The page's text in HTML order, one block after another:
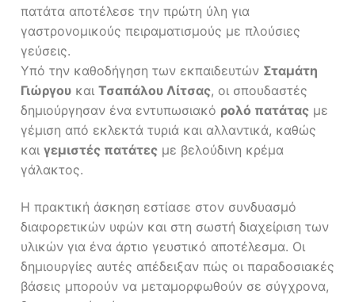
πατάτα αποτέλεσε την πρώτη ύλη για
γαστρονομικούς πειραματισμούς με πλούσιες
γεύσεις.
Υπό την καθοδήγηση των εκπαιδευτών Σταμάτη
Γιώργου και Τσαπάλου Λίτσας, οι σπουδαστές
δημιούργησαν ένα εντυπωσιακό ρολό πατάτας με
γέμιση από εκλεκτά τυριά και αλλαντικά, καθώς
και γεμιστές πατάτες με βελούδινη κρέμα
γάλακτος.
Η πρακτική άσκηση εστίασε στον συνδυασμό
διαφορετικών υφών και στη σωστή διαχείριση των
υλικών για ένα άρτιο γευστικό αποτέλεσμα. Οι
δημιουργίες αυτές απέδειξαν πώς οι παραδοσιακές
βάσεις μπορούν να μεταμορφωθούν σε σύγχρονα,